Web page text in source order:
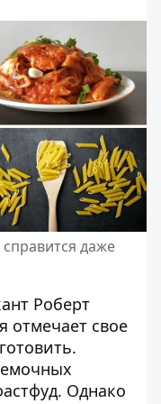
даже
Роберт
отмечает свое
Однако